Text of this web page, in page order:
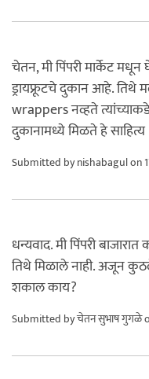
चेतन, मी पिंपरी मार्केट
ड्रायफ्रूटचे दुकान आहे. तिथे
wrappers नव्हते
दुकानामध्ये मिळते हे साहित्य
Submitted bynishabagulon
धन्यवाद. मी पिंपरी
तिथे मिळाले नाही. अजून
शकाल काय?
Submitted byचेतन सुभाष गुगळे